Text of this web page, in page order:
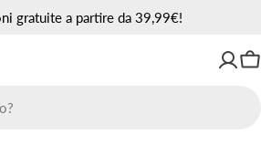
gratuite a partire da 39,99€!